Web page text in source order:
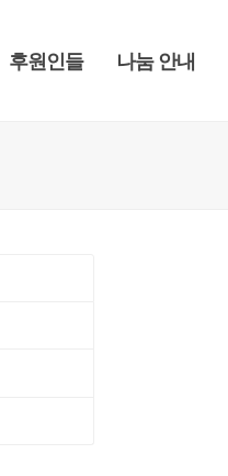
후원인들 나눔 안내